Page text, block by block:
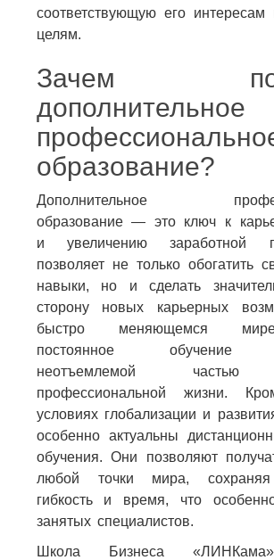
соответствующую его
целям.
Зачем
дополнительное
образование?
Дополнительное
образование — это ключ к
и увеличению заработной
позволяет не только обогатить
навыки, но и сделать
сторону новых карьерных
быстро меняющемся
постоянное обучение
неотъемлемой частью
профессиональной жизни.
условиях глобализации и
особенно актуальны
обучения. Они позволяют
любой точки мира,
гибкость и время, что
занятых специалистов.
Школа Бизнеса